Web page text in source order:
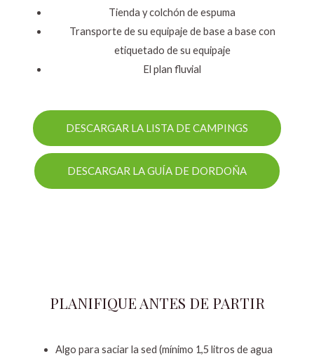
Tienda y colchón de espuma
Transporte de su equipaje de base a base con
etiquetado de su equipaje
El plan fluvial
DESCARGAR LA LISTA DE CAMPINGS
DESCARGAR LA GUÍA DE DORDOÑA
PLANIFIQUE ANTES DE PARTIR
Algo para saciar la sed (mínimo 1,5 litros de agua